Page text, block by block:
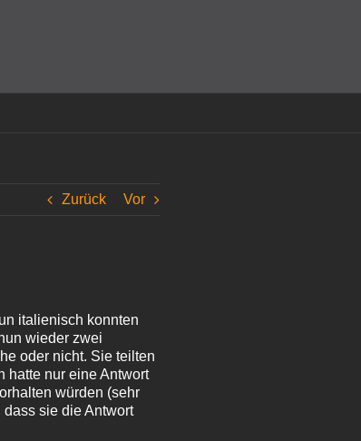
Zurück Vor
italienisch konnten
wieder zwei
oder nicht. Sie teilten
hatte nur eine Antwort
würden (sehr
sie die Antwort
dass Cookies gesetzt werden.